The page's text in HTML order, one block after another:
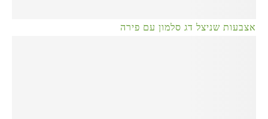
אצבעות שניצל דג סלמון עם פירה